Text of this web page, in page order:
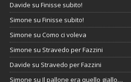
Davide su Finisse subito!
Simone su Finisse subito!
Simone su Como ci voleva
Simone su Stravedo per Fazzini
Davide su Stravedo per Fazzini
Simone su Il pallone era quello giallo…